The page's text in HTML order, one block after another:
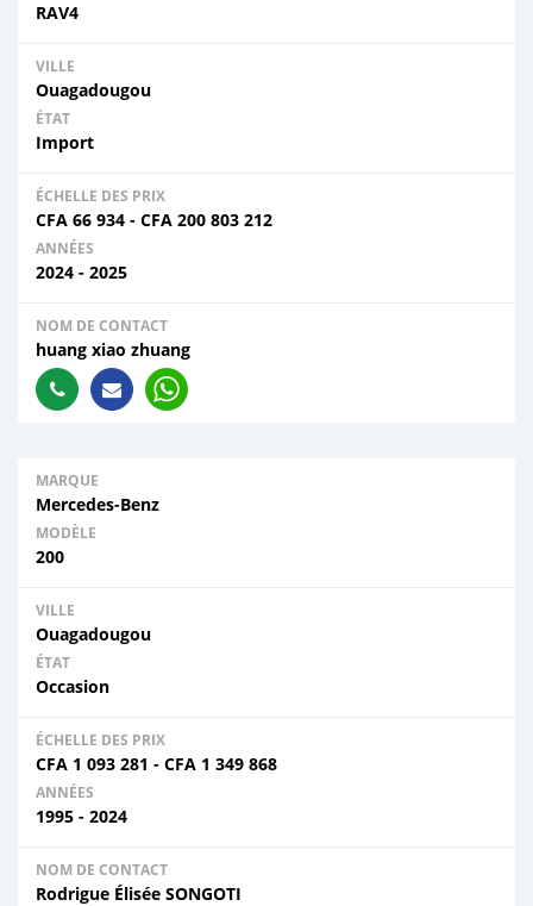
RAV4
VILLE
Ouagadougou
ÉTAT
Import
ÉCHELLE DES PRIX
CFA 66 934 - CFA 200 803 212
ANNÉES
2024 - 2025
NOM DE CONTACT
huang xiao zhuang
MARQUE
Mercedes-Benz
MODÈLE
200
VILLE
Ouagadougou
ÉTAT
Occasion
ÉCHELLE DES PRIX
CFA 1 093 281 - CFA 1 349 868
ANNÉES
1995 - 2024
NOM DE CONTACT
Rodrigue Élisée SONGOTI